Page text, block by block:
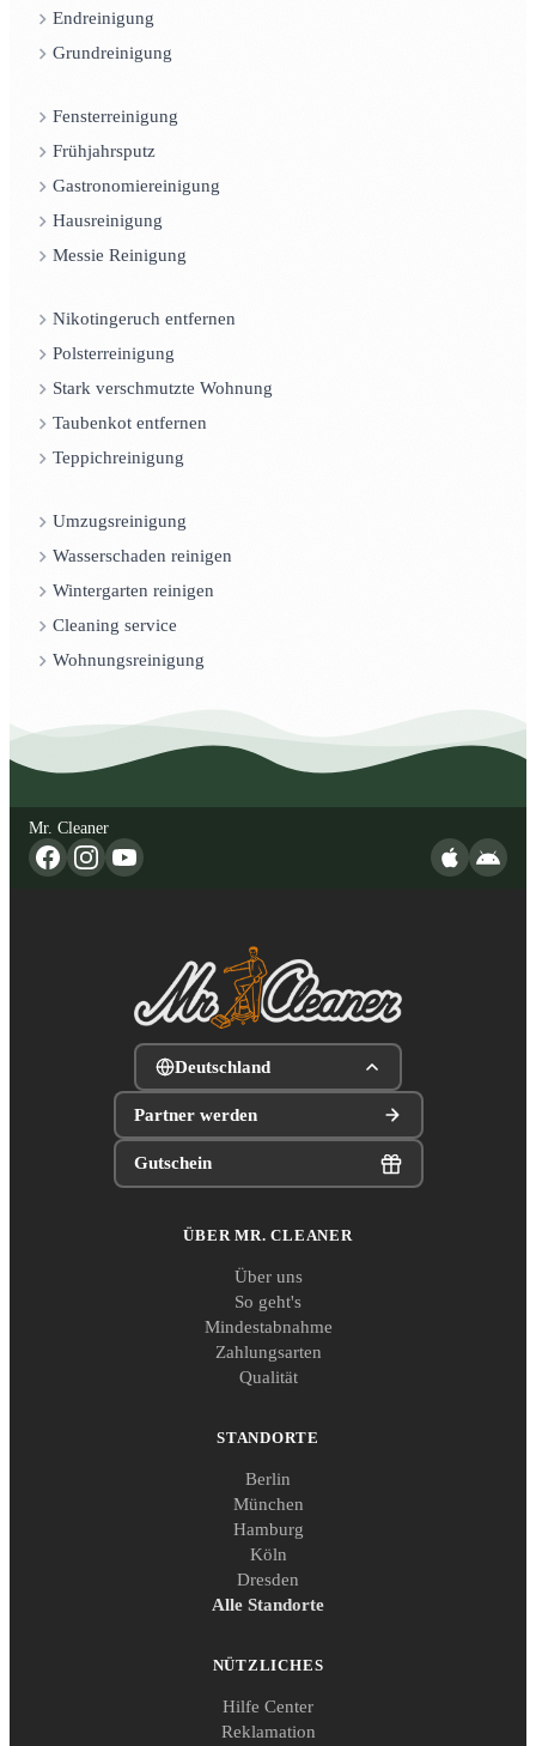
Endreinigung
Grundreinigung
Fensterreinigung
Frühjahrsputz
Gastronomiereinigung
Hausreinigung
Messie Reinigung
Nikotingeruch entfernen
Polsterreinigung
Stark verschmutzte Wohnung
Taubenkot entfernen
Teppichreinigung
Umzugsreinigung
Wasserschaden reinigen
Wintergarten reinigen
Cleaning service
Wohnungsreinigung
Mr. Cleaner
Deutschland
Partner werden
Gutschein
ÜBER MR. CLEANER
Über uns
So geht's
Mindestabnahme
Zahlungsarten
Qualität
STANDORTE
Berlin
München
Hamburg
Köln
Dresden
Alle Standorte
NÜTZLICHES
Hilfe Center
Reklamation